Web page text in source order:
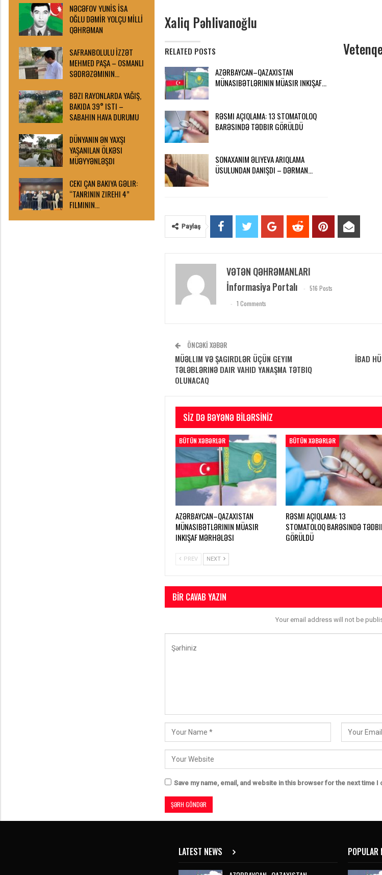
Xaliq Pəhlivanoğlu
RELATED POSTS
AZƏRBAYCAN–QAZAXISTAN
MÜNASIBƏTLƏRININ MÜASIR INKIŞAF…
RƏSMI AÇIQLAMA: 13 STOMATOLOQ
BARƏSINDƏ TƏDBIR GÖRÜLDÜ
SONAXANIM ƏLIYEVA ARIQLAMA
ÜSULUNDAN DANIŞDI – DƏRMAN…
Paylaş
VƏTƏN QƏHRƏMANLARI
İnformasiya Portalı
516 Posts
1 Comments
ÖNCƏKI XƏBƏR
MÜƏLLIM VƏ ŞAGIRDLƏR ÜÇÜN GEYIM
TƏLƏBLƏRINƏ DAIR VAHID YANAŞMA TƏTBIQ
OLUNACAQ
İBAD
SIZ DƏ BƏYƏNƏ BILƏRSINIZ
BÜTÜN XƏBƏRLƏR
AZƏRBAYCAN–QAZAXISTAN
MÜNASIBƏTLƏRININ MÜASIR
INKIŞAF MƏRHƏLƏSI
BÜTÜN XƏBƏRLƏR
RƏSMI AÇIQLAMA: 13
STOMATOLOQ BARƏSINDƏ
GÖRÜLDÜ
PREV NEXT
BIR CAVAB YAZIN
Your email address will not be
Save my name, email, and website in this browser for the next time I
NƏCƏFOV YUNİS İSA
OĞLU DƏMİR YOLÇU MİLLİ
QƏHRƏMAN
SAFRANBOLULU İZZƏT
MEHMED PAŞA – OSMANLI
SƏDRƏZƏMININ…
BƏZI RAYONLARDA YAĞIŞ,
BAKIDA 39° ISTI –
SABAHIN HAVA DURUMU
DÜNYANIN ƏN YAXŞI
YAŞANILAN ÖLKƏSI
MÜƏYYƏNLƏŞDI
CEKI ÇAN BAKIYA GƏLIR:
“TANRININ ZIREHI 4”
FILMININ…
LATEST NEWS POPULAR